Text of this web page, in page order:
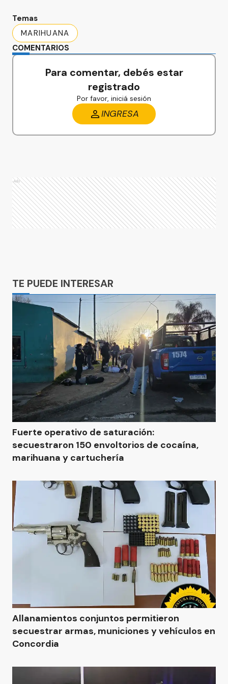
Temas
MARIHUANA
COMENTARIOS
Para comentar, debés estar
registrado
Por favor, iniciá sesión
INGRESA
Ads
TE PUEDE INTERESAR
Fuerte operativo de saturación:
secuestraron 150 envoltorios de cocaína,
marihuana y cartuchería
Allanamientos conjuntos permitieron
secuestrar armas, municiones y vehículos en
Concordia